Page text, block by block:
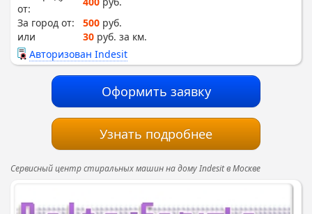
от:
За город от:
500 руб.
или
30 руб. за км.
Авторизован Indesit
Оформить заявку
Узнать подробнее
Сервисный центр стиральных машин на дому Indesit в Москве